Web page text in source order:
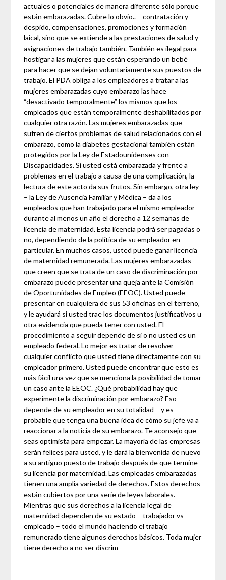
actuales o potenciales de manera diferente sólo porque
están embarazadas. Cubre lo obvio.. – contratación y
despido, compensaciones, promociones y formación
laical, sino que se extiende a las prestaciones de salud y
asignaciones de trabajo también. También es ilegal para
hostigar a las mujeres que están esperando un bebé
para hacer que se dejan voluntariamente sus puestos de
trabajo. El PDA obliga a los empleadores a tratar a las
mujeres embarazadas cuyo embarazo las hace
“desactivado temporalmente” los mismos que los
empleados que están temporalmente deshabilitados por
cualquier otra razón. Las mujeres embarazadas que
sufren de ciertos problemas de salud relacionados con el
embarazo, como la diabetes gestacional también están
protegidos por la Ley de Estadounidenses con
Discapacidades. Si usted está embarazada y frente a
problemas en el trabajo a causa de una complicación, la
lectura de este acto da sus frutos. Sin embargo, otra ley
– la Ley de Ausencia Familiar y Médica – da a los
empleados que han trabajado para el mismo empleador
durante al menos un año el derecho a 12 semanas de
licencia de maternidad. Esta licencia podrá ser pagadas o
no, dependiendo de la política de su empleador en
particular. En muchos casos, usted puede ganar licencia
de maternidad remunerada. Las mujeres embarazadas
que creen que se trata de un caso de discriminación por
embarazo puede presentar una queja ante la Comisión
de Oportunidades de Empleo (EEOC). Usted puede
presentar en cualquiera de sus 53 oficinas en el terreno,
y le ayudará si usted trae los documentos justificativos u
otra evidencia que pueda tener con usted. El
procedimiento a seguir depende de si o no usted es un
empleado federal. Lo mejor es tratar de resolver
cualquier conflicto que usted tiene directamente con su
empleador primero. Usted puede encontrar que esto es
más fácil una vez que se menciona la posibilidad de tomar
un caso ante la EEOC. ¿Qué probabilidad hay que
experimente la discriminación por embarazo? Eso
depende de su empleador en su totalidad – y es
probable que tenga una buena idea de cómo su jefe va a
reaccionar a la noticia de su embarazo. Te aconsejo que
seas optimista para empezar. La mayoría de las empresas
serán felices para usted, y le dará la bienvenida de nuevo
a su antiguo puesto de trabajo después de que termine
su licencia por maternidad. Las empleadas embarazadas
tienen una amplia variedad de derechos. Estos derechos
están cubiertos por una serie de leyes laborales.
Mientras que sus derechos a la licencia legal de
maternidad dependen de su estado – trabajador vs
empleado – todo el mundo haciendo el trabajo
remunerado tiene algunos derechos básicos. Toda mujer
tiene derecho a no ser discrim